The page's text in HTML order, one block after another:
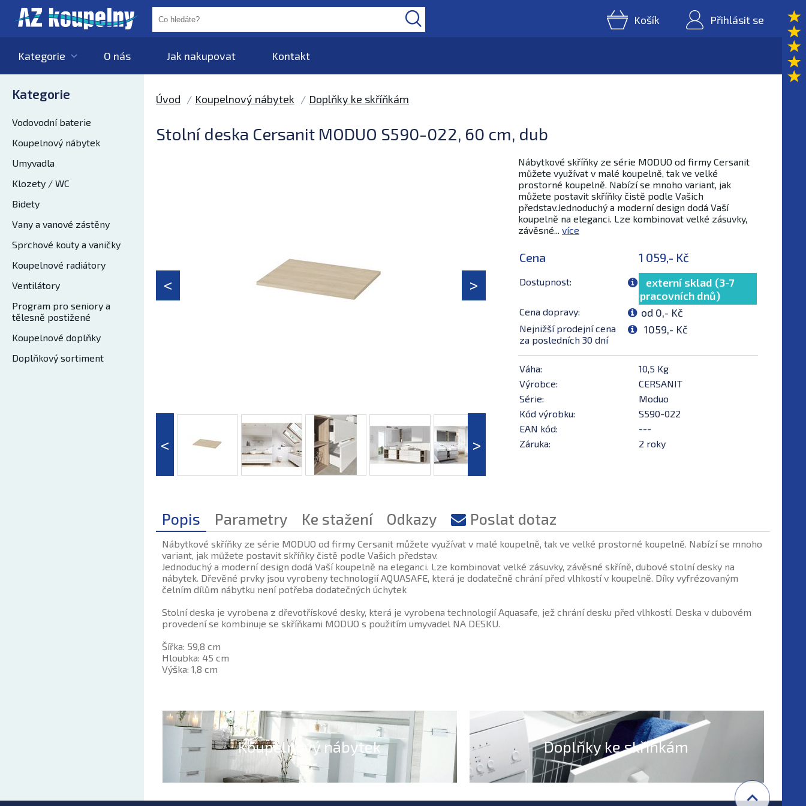
Košík Přihlásit se
Kategorie O nás Jak nakupovat Kontakt
Kategorie
Vodovodní baterie
Koupelnový nábytek
Umyvadla
Klozety / WC
Bidety
Vany a vanové zástěny
Sprchové kouty a vaničky
Koupelnové radiátory
Ventilátory
Program pro seniory a
tělesně postižené
Koupelnové doplňky
Doplňkový sortiment
Úvod Koupelnový nábytek Doplňky ke skříňkám
Stolní deska Cersanit MODUO S590-022, 60 cm, dub
Nábytkové skříňky ze série MODUO od firmy Cersanit
můžete využívat v malé koupelně, tak ve velké
prostorné koupelně. Nabízí se mnoho variant, jak
můžete postavit skříňky čistě podle Vašich
představ.Jednoduchý a moderní design dodá Vaší
koupelně na eleganci. Lze kombinovat velké zásuvky,
závěsné... více
Cena 1 059,- Kč
Dostupnost:
externí sklad (3-7
pracovních dnů)
Cena dopravy: od 0,- Kč
Nejnižší prodejní cena
za posledních 30 dní
1059,- Kč
Váha:
10,5 Kg
Výrobce:
CERSANIT
Série:
Moduo
Kód výrobku:
S590-022
EAN kód:
---
Záruka:
2 roky
Popis Parametry Ke stažení Odkazy Poslat dotaz
Nábytkové skříňky ze série MODUO od firmy Cersanit můžete využívat v malé koupelně, tak ve velké prostorné koupelně. Nabízí se mnoho
variant, jak můžete postavit skříňky čistě podle Vašich představ.
Jednoduchý a moderní design dodá Vaší koupelně na eleganci. Lze kombinovat velké zásuvky, závěsné skříně, dubové stolní desky na
nábytek. Dřevěné prvky jsou vyrobeny technologií AQUASAFE, která je dodatečně chrání před vlhkostí v koupelně. Díky vyfrézovaným
čelním dílům nábytku není potřeba dodatečných úchytek
Stolní deska je vyrobena z dřevotřískové desky, která je vyrobena technologií Aquasafe, jež chrání desku před vlhkostí. Deska v dubovém
provedení se kombinuje se skříňkami MODUO s použitím umyvadel NA DESKU.
Šířka: 59,8 cm
Hloubka: 45 cm
Výška: 1,8 cm
Koupelnový nábytek Doplňky ke skříňkám